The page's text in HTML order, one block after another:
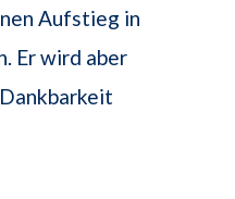
Aufstieg in
Er wird aber